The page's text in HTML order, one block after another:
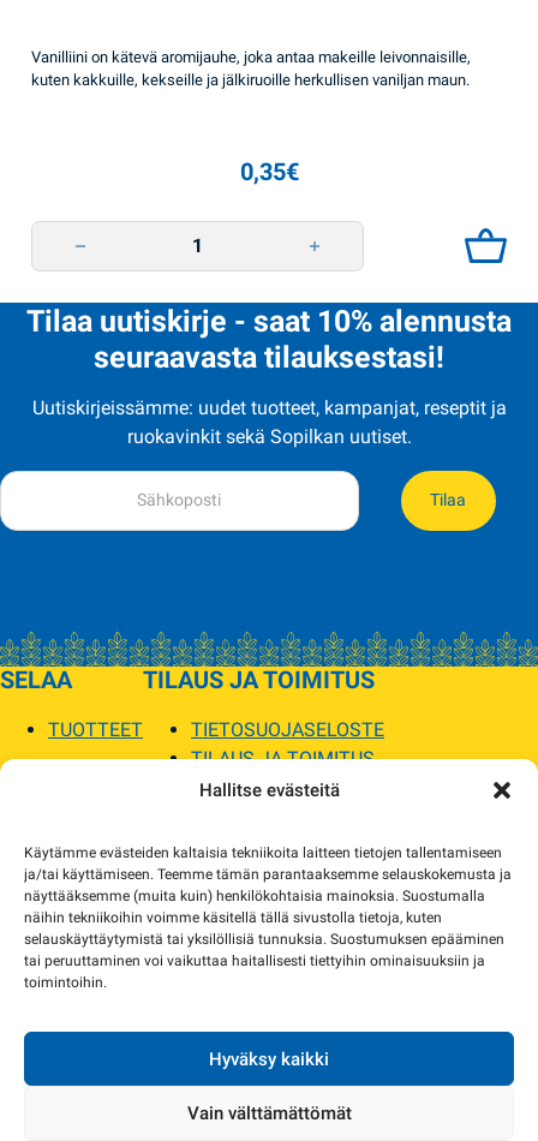
Hallitse evästeitä
Käytämme evästeiden kaltaisia tekniikoita laitteen tietojen tallentamiseen
ja/tai käyttämiseen. Teemme tämän parantaaksemme selauskokemusta ja
näyttääksemme (muita kuin) henkilökohtaisia mainoksia. Suostumalla
näihin tekniikoihin voimme käsitellä tällä sivustolla tietoja, kuten
selauskäyttäytymistä tai yksilöllisiä tunnuksia. Suostumuksen epääminen
tai peruuttaminen voi vaikuttaa haitallisesti tiettyihin ominaisuuksiin ja
toimintoihin.
Hyväksy kaikki
Vain välttämättömät
Vanilliini on kätevä aromijauhe, joka antaa makeille leivonnaisille,
kuten kakkuille, kekseille ja jälkiruoille herkullisen vaniljan maun.
0,35€
Tilaa uutiskirje - saat 10% alennusta
seuraavasta tilauksestasi!
Uutiskirjeissämme: uudet tuotteet, kampanjat, reseptit ja
ruokavinkit sekä Sopilkan uutiset.
Tilaa
SELAA
TUOTTEET
TILAUS JA TOIMITUS
TIETOSUOJASELOSTE
TILAUS JA TOIMITUS
TOIMITUSEHDOT
MYYMÄLÄT JA YHTEYSTIEDOT
USEIN KYSYTYT
AJANKOHTAISTA
yhteyttä ja sovimme korvaavista tuotteista.